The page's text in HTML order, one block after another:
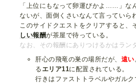
「上位にもなって卵運びかよ……」な
ないが、面倒くさいなんて言っていら
このサイドクエストをクリアすると、
しい報酬が茶屋で待っている。
なお、その報酬にありつけるかはラン
肝心の飛竜の巣の場所だが、 遠い
る エリア11に配置されている。
行きはファストトラベルやガル